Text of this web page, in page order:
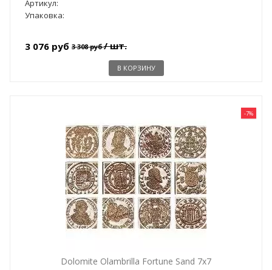
Артикул:
Упаковка:
3 076 руб 3 308 руб/ шт.
В КОРЗИНУ
-7%
Dolomite Olambrilla Fortune Sand 7x7